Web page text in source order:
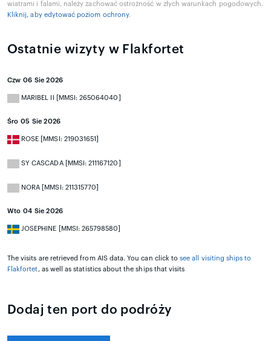
wiatrami i falami, należy zachować ostrożność w złych warunkach pogodowych.
Kliknij, aby edytować poziom ochrony.
Ostatnie wizyty w Flakfortet
Czw 06 Sie 2026
MARIBEL II [MMSI: 265064040]
Śro 05 Sie 2026
ROSE [MMSI: 219031651]
SY CASCADA [MMSI: 211167120]
NORA [MMSI: 211315770]
Wto 04 Sie 2026
JOSEPHINE [MMSI: 265798580]
The visits are retrieved from AIS data. You can click tosee all visiting ships to
Flakfortet, as well as statistics about the ships that visits
Dodaj ten port do podróży